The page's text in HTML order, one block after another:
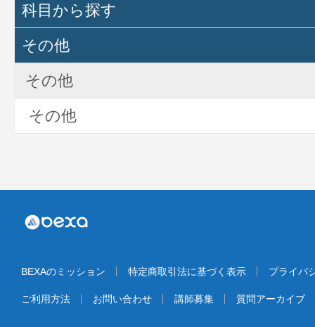
科目から探す
その他
その他
その他
BEXAのミッション 特定商取引法に基づく表示 プライバ
ご利用方法 お問い合わせ 講師募集 質問アーカイブ